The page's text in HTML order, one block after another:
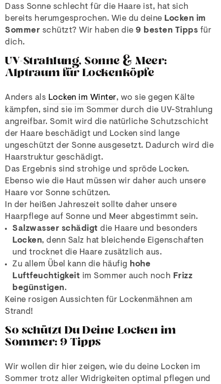
Dass Sonne schlecht für die Haare ist, hat sich
bereits herumgesprochen. Wie du deine Locken im
Sommer schützt? Wir haben die 9 besten Tipps für
dich.
UV-Strahlung, Sonne & Meer:
Alptraum für Lockenköpfe
Anders als Locken im Winter, wo sie gegen Kälte
kämpfen, sind sie im Sommer durch die UV-Strahlung
angreifbar. Somit wird die natürliche Schutzschicht
der Haare beschädigt und Locken sind lange
ungeschützt der Sonne ausgesetzt. Dadurch wird die
Haarstruktur geschädigt.
Das Ergebnis sind strohige und spröde Locken.
Ebenso wie die Haut müssen wir daher auch unsere
Haare vor Sonne schützen.
In der heißen Jahreszeit sollte daher unsere
Haarpflege auf Sonne und Meer abgestimmt sein.
Salzwasser schädigt die Haare und besonders
Locken, denn Salz hat bleichende Eigenschaften
und trocknet die Haare zusätzlich aus.
Zu allem Übel kann die häufig hohe
Luftfeuchtigkeit im Sommer auch noch Frizz
begünstigen.
Keine rosigen Aussichten für Lockenmähnen am
Strand!
So schützt Du Deine Locken im
Sommer: 9 Tipps
Wir wollen dir hier zeigen, wie du deine Locken im
Sommer trotz aller Widrigkeiten optimal pflegen und